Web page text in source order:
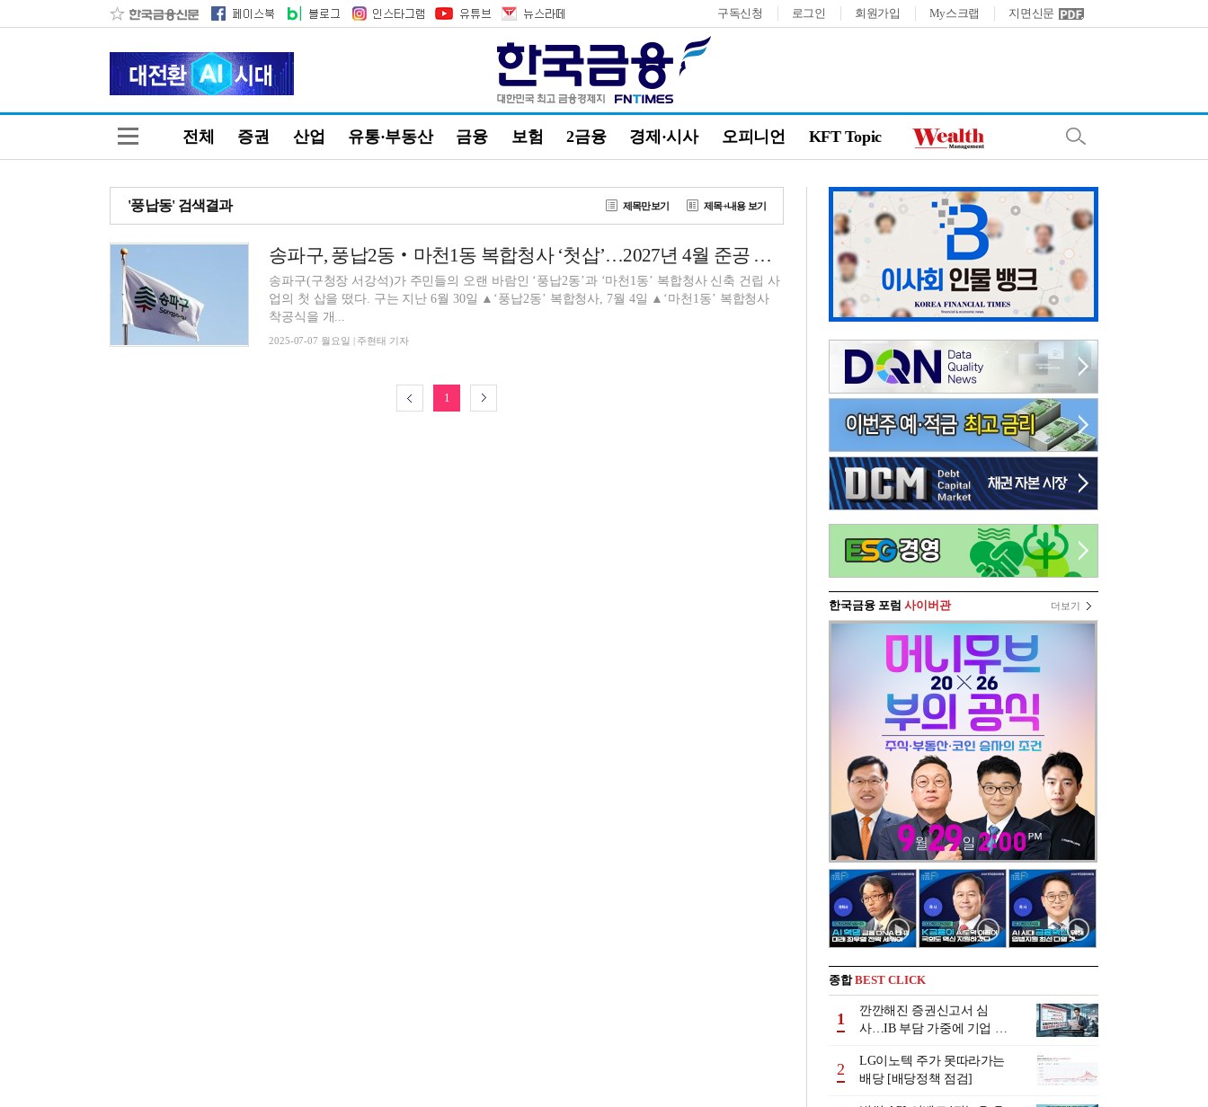
구독신청 로그인 회원가입 My스크랩 지면신문
전체 증권 산업 유통·부동산 금융 보험 2금융 경제·시사 오피니언 KFT Topic
'풍납동' 검색결과 제목만보기 제목+내용 보기
송파구, 풍납2동‧마천1동 복합청사 ‘첫삽’…2027년 4월 준공 목표
송파구(구청장 서강석)가 주민들의 오랜 바람인 ‘풍납2동’과 ‘마천1동’ 복합청사 신축 건립 사
업의 첫 삽을 떴다. 구는 지난 6월 30일 ▲‘풍납2동’ 복합청사, 7월 4일 ▲‘마천1동’ 복합청사
착공식을 개...
2025-07-07 월요일 | 주현태 기자
1
한국금융 포럼 사이버관 더보기
종합BEST CLICK
1
깐깐해진 증권신고서 심
사…IB 부담 가중에 기업 자
2
LG이노텍 주가 못따라가는
배당 [배당정책 점검]